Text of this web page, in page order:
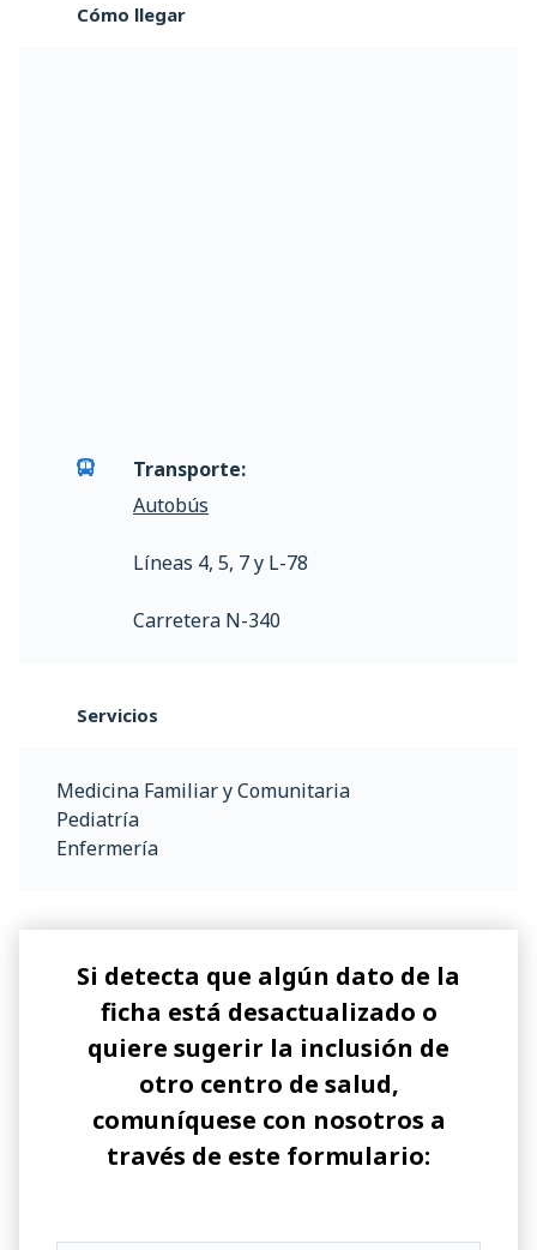
Cómo llegar
Transporte:
Autobús
Líneas 4, 5, 7 y L-78
Carretera N-340
Servicios
Medicina Familiar y Comunitaria
Pediatría
Enfermería
Si detecta que algún dato de la
ficha está desactualizado o
quiere sugerir la inclusión de
otro centro de salud,
comuníquese con nosotros a
través de este formulario: